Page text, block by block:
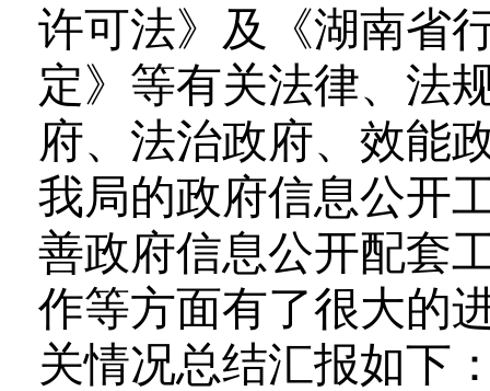
许可法》及《湖南省
定》等有关法律、法
府、法治政府、效能
我局的政府信息公开
善政府信息公开配套
作等方面有了很大的
关情况总结汇报